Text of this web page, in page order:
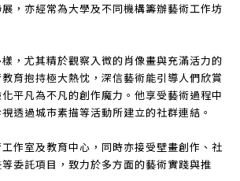
，亦經常為大學及不同機構籌辦藝術工作坊
，尤其精於觀察入微的肖像畫與充滿活力的
育抱持極大熱忱，深信藝術能引導人們欣賞
平凡為不凡的創作魔力。他享受藝術過程中
透過城市素描等活動所建立的社群連結。
作室及教育中心，同時亦接受壁畫創作、社
委託項目，致力於多方面的藝術實踐與推